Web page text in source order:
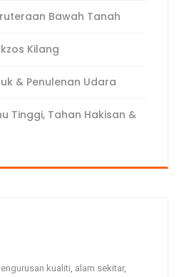
Bawah Tanah
Kilang
& Penulenan Udara
Tinggi, Tahan Hakisan &
kualiti, alam sekitar,